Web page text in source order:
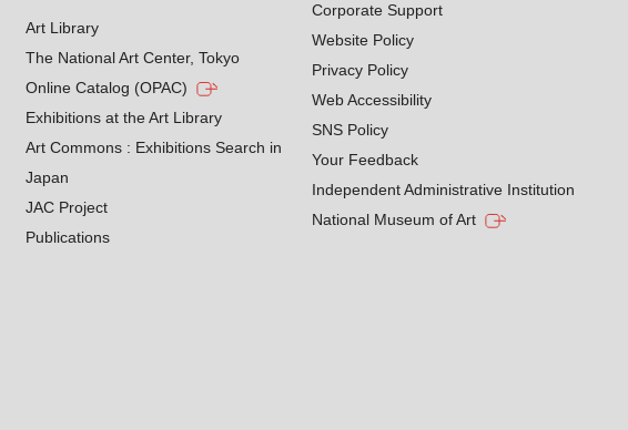
Art Library
The National Art Center, Tokyo
Online Catalog (OPAC)
Exhibitions at the Art Library
Art Commons : Exhibitions Search in
Japan
JAC Project
Publications
Corporate Support
Website Policy
Privacy Policy
Web Accessibility
SNS Policy
Your Feedback
Independent Administrative Institution
National Museum of Art